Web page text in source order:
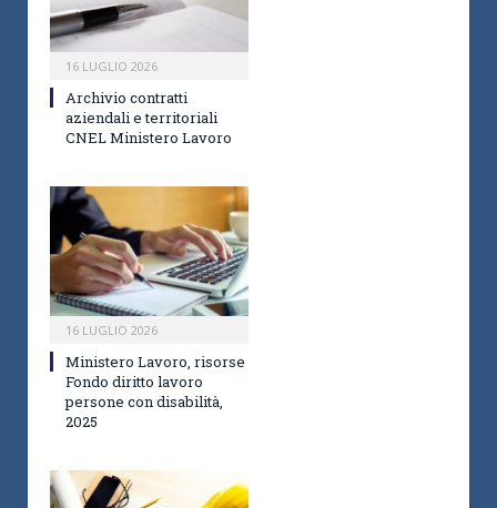
16 LUGLIO 2026
Archivio contratti
aziendali e territoriali
CNEL Ministero Lavoro
16 LUGLIO 2026
Ministero Lavoro, risorse
Fondo diritto lavoro
persone con disabilità,
2025